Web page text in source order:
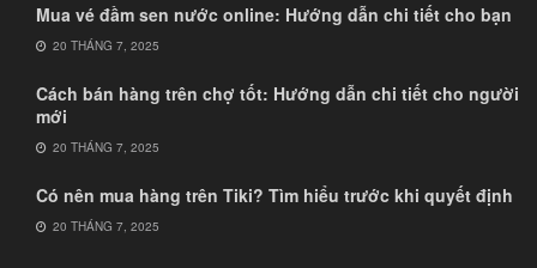
Mua vé đầm sen nước online: Hướng dẫn chi tiết cho bạn
20 THÁNG 7, 2025
Cách bán hàng trên chợ tốt: Hướng dẫn chi tiết cho người
mới
20 THÁNG 7, 2025
Có nên mua hàng trên Tiki? Tìm hiểu trước khi quyết định
20 THÁNG 7, 2025